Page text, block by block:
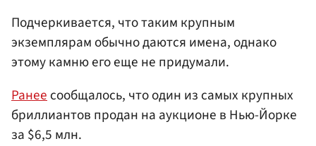
Подчеркивается, что таким крупным
экземплярам обычно даются имена, однако
этому камню его еще не придумали.
Ранеесообщалось, что один из самых крупных
бриллиантов продан на аукционе в Нью-Йорке
за $6,5 млн.